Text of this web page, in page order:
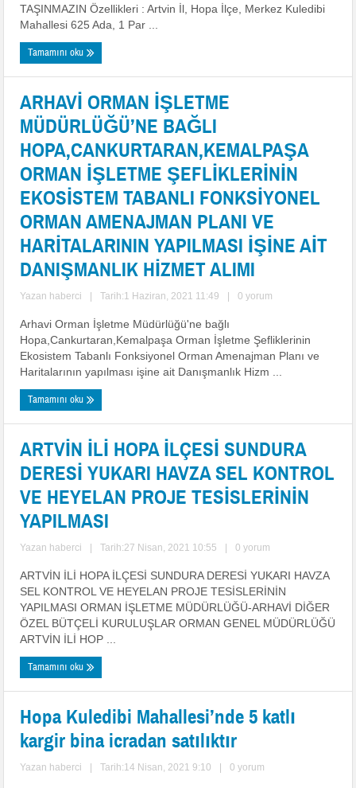
TAŞINMAZIN Özellikleri : Artvin İl, Hopa İlçe, Merkez Kuledibi
Mahallesi 625 Ada, 1 Par ...
Tamamını oku
ARHAVİ ORMAN İŞLETME
MÜDÜRLÜĞÜ’NE BAĞLI
HOPA,CANKURTARAN,KEMALPAŞA
ORMAN İŞLETME ŞEFLİKLERİNİN
EKOSİSTEM TABANLI FONKSİYONEL
ORMAN AMENAJMAN PLANI VE
HARİTALARININ YAPILMASI İŞİNE AİT
DANIŞMANLIK HİZMET ALIMI
Yazan haberci Tarih:1 Haziran, 2021 11:49 0 yorum
Arhavi Orman İşletme Müdürlüğü'ne bağlı
Hopa,Cankurtaran,Kemalpaşa Orman İşletme Şefliklerinin
Ekosistem Tabanlı Fonksiyonel Orman Amenajman Planı ve
Haritalarının yapılması işine ait Danışmanlık Hizm ...
Tamamını oku
ARTVİN İLİ HOPA İLÇESİ SUNDURA
DERESİ YUKARI HAVZA SEL KONTROL
VE HEYELAN PROJE TESİSLERİNİN
YAPILMASI
Yazan haberci Tarih:27 Nisan, 2021 10:55 0 yorum
ARTVİN İLİ HOPA İLÇESİ SUNDURA DERESİ YUKARI HAVZA
SEL KONTROL VE HEYELAN PROJE TESİSLERİNİN
YAPILMASI ORMAN İŞLETME MÜDÜRLÜĞÜ-ARHAVİ DİĞER
ÖZEL BÜTÇELİ KURULUŞLAR ORMAN GENEL MÜDÜRLÜĞÜ
ARTVİN İLİ HOP ...
Tamamını oku
Hopa Kuledibi Mahallesi’nde 5 katlı
kargir bina icradan satılıktır
Yazan haberci Tarih:14 Nisan, 2021 9:10 0 yorum